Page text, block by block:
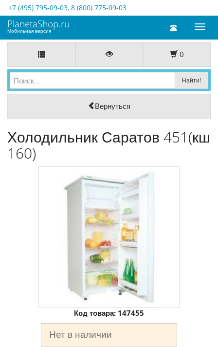
+7 (495) 795-09-03, 8 (800) 775-09-03
Toggle
PlanetaShop.ru
Мобильная версия
0
Вернуться
Холодильник Саратов 451(кш
160)
Код товара: 147455
Нет в наличии